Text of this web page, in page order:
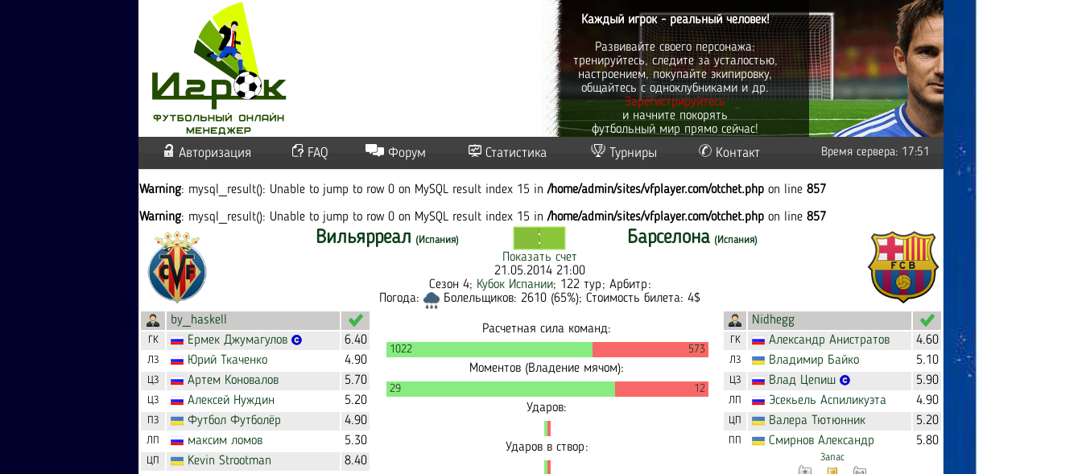
Каждый игрок - реальный человек!
Развивайте своего персонажа:
тренируйтесь, следите за усталостью,
настроением, покупайте экипировку,
общайтесь с одноклубниками и др.
Зарегистрируйтесь
и начните покорять
футбольный мир прямо сейчас!
Авторизация FAQ Форум Статистика Турниры Контакт Время сервера: 17:51
Warning: mysql_result(): Unable to jump to row 0 on MySQL result index 15 in/home/admin/sites/vfplayer.com/otchet.php on line 857
Warning: mysql_result(): Unable to jump to row 0 on MySQL result index 15 in/home/admin/sites/vfplayer.com/otchet.php on line 857
Вильярреал (Испания) Барселона (Испания)
Показать счет
21.05.2014 21:00
Сезон 4; Кубок Испании; 122 тур; Арбитр:
Погода:
Болельщиков: 2610 (65%); Стоимость билета: 4$
by_haskell
ГК Ермек Джумагулов 6.40
ЛЗ Юрий Ткаченко 4.90
ЦЗ Артем Коновалов 5.70
ЦЗ Алексей Нуждин 5.20
ПЗ Футбол Футболёр 4.90
ЛП максим ломов 5.30
ЦП Kevin Strootman 8.40
Расчетная сила команд:
1022 573
Моментов (Владение мячом):
29 12
Ударов:
Ударов в створ:
Nidhegg
ГК Александр Анистратов 4.60
ЛЗ Владимир Байко 5.10
ЦЗ Влад Цепиш 5.90
ЛП Эсекьель Аспиликуэта 4.90
ЦП Валера Тютюнник 5.20
ПП Смирнов Александр 5.80
Запас